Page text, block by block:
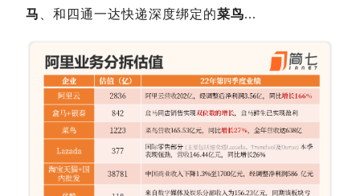
马
、和四通一达快递深度绑定的菜鸟...